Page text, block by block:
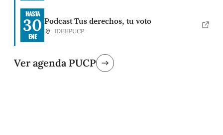
HASTA
30
ENE
Podcast Tus derechos, tu voto
IDEHPUCP
Ver agenda PUCP